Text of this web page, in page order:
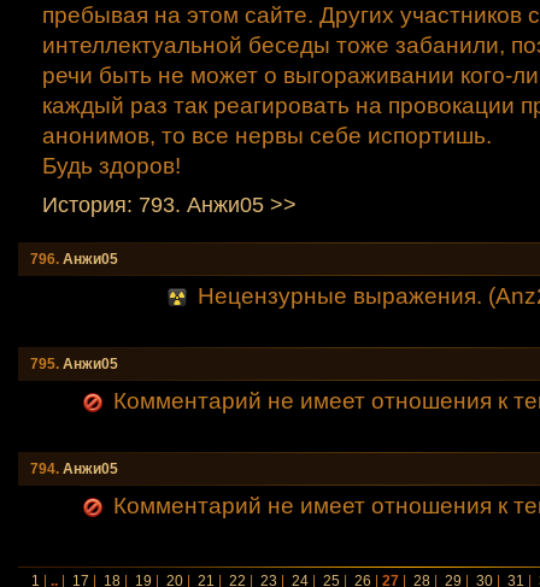
пребывая на этом сайте. Других участников
интеллектуальной беседы тоже забанили,
речи быть не может о выгораживании кого-
каждый раз так реагировать на провокации
анонимов, то все нервы себе испортишь.
Будь здоров!
История: 793. Анжи05 >>
796. Анжи05
Нецензурные выражения.
795. Анжи05
Комментарий не имеет отношения к
794. Анжи05
Комментарий не имеет отношения к
1 |.. 17 18 19 |20 |21 |22 |23 |24 |25 |26 |27 |28 |29 |30 |31 |